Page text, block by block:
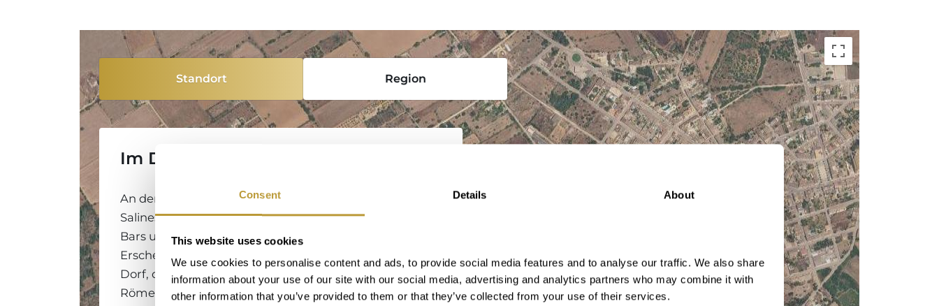
Consent Details About
This website uses cookies
We use cookies to personalise content and ads, to provide social media features and to analyse our traffic. We also share
information about your use of our site with our social media, advertising and analytics partners who may combine it with
other information that you’ve provided to them or that they’ve collected from your use of their services.
Standort Region
Im Detail
An der Südostküste von Mallorca zählt das Dorf Ses
Salines zu den schönsten und ältesten. Die belebten
Bars und Restaurants des Dorfes bestimmen das
Erscheinungsbild. Es ist ein typisch mallorquinisches
Dorf, das seinen Namen von den Salzminen aus der
Römerzeit hat. Auch heute noch wird dort Salz